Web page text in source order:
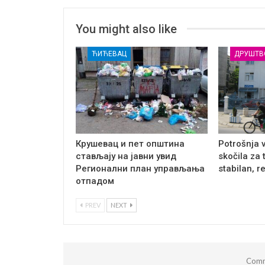
You might also like
ЋИЋЕВАЦ
Крушевац и пет општина
стављају на јавни увид
Регионални план управљања
отпадом
Potrošnja
skočila za
stabilan,
PREV NEXT